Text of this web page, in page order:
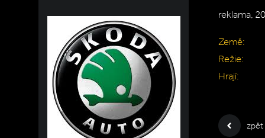
reklama,
Země:
Režie:
Hrají:
zpět